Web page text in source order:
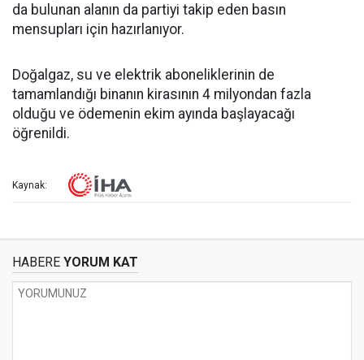
da bulunan alanın da partiyi takip eden basın
mensupları için hazırlanıyor.
Doğalgaz, su ve elektrik aboneliklerinin de
tamamlandığı binanın kirasının 4 milyondan fazla
olduğu ve ödemenin ekim ayında başlayacağı
öğrenildi.
Kaynak:
HABERE YORUM KAT